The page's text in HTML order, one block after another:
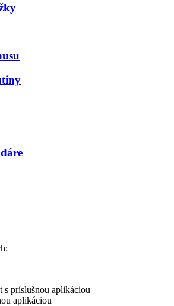
s príslušnou aplikáciou
aplikáciou